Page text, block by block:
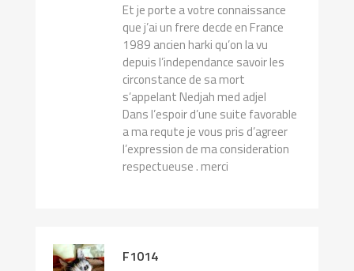
Et je porte a votre connaissance
que j’ai un frere decde en France
1989 ancien harki qu’on la vu
depuis l’independance savoir les
circonstance de sa mort
s’appelant Nedjah med adjel
Dans l’espoir d’une suite favorable
a ma requte je vous pris d’agreer
l’expression de ma consideration
respectueuse . merci
F1014